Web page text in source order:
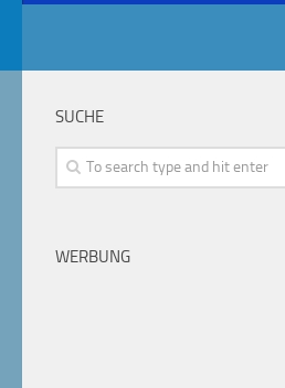
SUCHE
WERBUNG